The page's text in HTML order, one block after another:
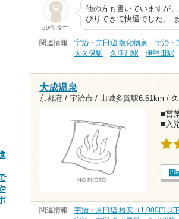
20代 女性
他の方も書いていますが
びりできて快適でした。
関連情報 宇治・京田辺 塩化物泉 宇治・
大久保駅
久津川駅 伊勢田駅
大成温泉
京都府 / 宇治市 / 山城多賀駅6.61km /
■営
■入
関連情報 宇治・京田辺 格安（1,000円以下